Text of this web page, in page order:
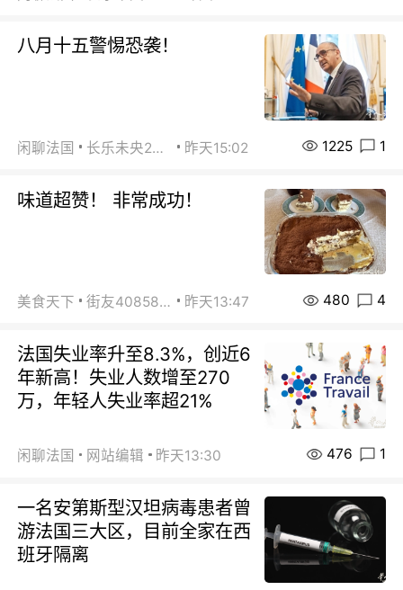
八月十五警惕恐袭！
闲聊法国 长乐未央2015 昨天15:02 1225 1
味道超赞！ 非常成功！
美食天下 街友40858442 昨天13:47 480 4
法国失业率升至8.3%，创近6
年新高！失业人数增至270
万，年轻人失业率超21%
闲聊法国 网站编辑 昨天13:30 476 1
一名安第斯型汉坦病毒患者曾
游法国三大区，目前全家在西
班牙隔离